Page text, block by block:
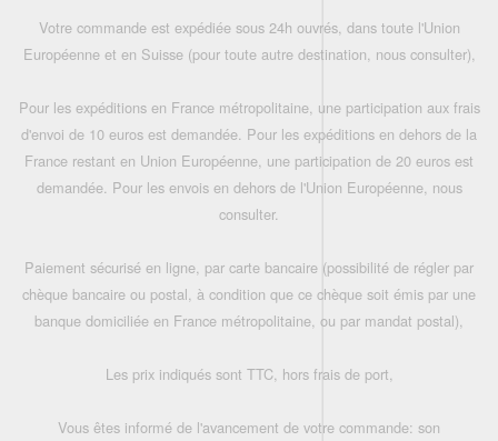
Votre commande est expédiée sous 24h ouvrés, dans toute l'Union
Européenne et en Suisse (pour toute autre destination, nous consulter),
Pour les expéditions en France métropolitaine, une participation aux frais
d'envoi de 10 euros est demandée. Pour les expéditions en dehors de la
France restant en Union Européenne, une participation de 20 euros est
demandée. Pour les envois en dehors de l'Union Européenne, nous
consulter.
Paiement sécurisé en ligne, par carte bancaire (possibilité de régler par
chèque bancaire ou postal, à condition que ce chèque soit émis par une
banque domiciliée en France métropolitaine, ou par mandat postal),
Les prix indiqués sont TTC, hors frais de port,
Vous êtes informé de l'avancement de votre commande: son